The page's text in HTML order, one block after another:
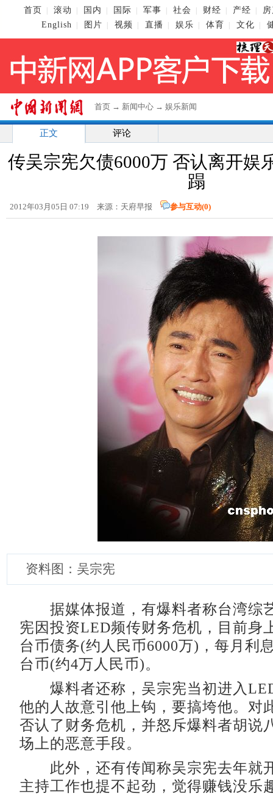
首页 滚动 国内 国际 军事 社会 财经 产经
English
图片 视频 直播 娱乐 体育 文化
首页 → 新闻中心 → 娱乐新闻
正文 评论
传吴宗宪欠债6000万 否认离开娱
蹋
2012年03月05日 07:19 来源：天府早报 参与互动(0)
资料图：吴宗宪
据媒体报道，有爆料者称台湾综
宪因投资LED频传财务危机，目前身
台币债务(约人民币6000万)，每月利
台币(约4万人民币)。
爆料者还称，吴宗宪当初进入
他的人故意引他上钩，要搞垮他。对
否认了财务危机，并怒斥爆料者胡说
场上的恶意手段。
此外，还有传闻称吴宗宪去年就
主持工作也提不起劲，觉得赚钱没乐